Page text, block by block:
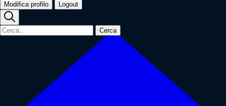
Modifica profilo Logout
Cerca